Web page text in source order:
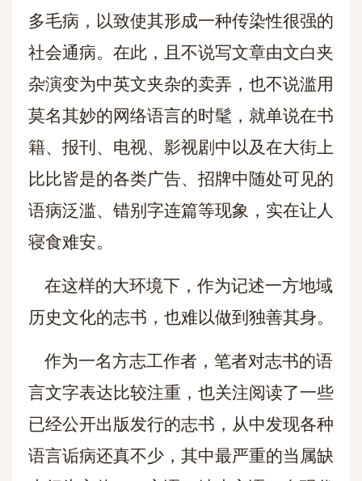
多毛病，以致使其形成一种传染性很强的
社会通病。在此，且不说写文章由文白夹
杂演变为中英文夹杂的卖弄，也不说滥用
莫名其妙的网络语言的时髦，就单说在书
籍、报刊、电视、影视剧中以及在大街上
比比皆是的各类广告、招牌中随处可见的
语病泛滥、错别字连篇等现象，实在让人
寝食难安。
在这样的大环境下，作为记述一方地域
历史文化的志书，也难以做到独善其身。
作为一名方志工作者，笔者对志书的语
言文字表达比较注重，也关注阅读了一些
已经公开出版发行的志书，从中发现各种
语言诟病还真不少，其中最严重的当属缺